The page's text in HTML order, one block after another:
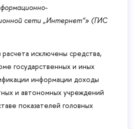
сети „Интернет“» (ГИС
расчета исключены средства,
государственных и иных
информации доходы
и автономных учреждений
показателей головных